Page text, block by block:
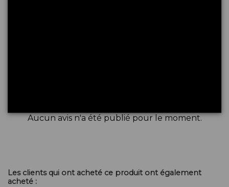
Aucun avis n'a été publié pour le moment.
Les clients qui ont acheté ce produit ont également
acheté :